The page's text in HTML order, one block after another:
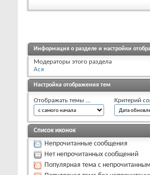
Информация о разделе и настройки
Модераторы этого раздела
Ася
Настройка отображения тем
Отображать темы ... Критерий
Список иконок
Непрочитанные сообщения
Нет непрочитанных сообщений
Популярная тема с